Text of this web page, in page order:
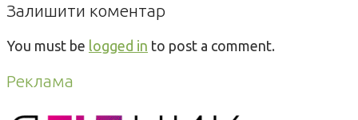
Залишити коментар
You must be logged in to post a comment.
Реклама